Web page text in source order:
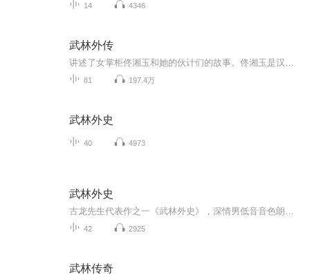
14 4346
武林外传
81 197.4万
武林外史
40 4973
武林外史
42 2925
武林传奇